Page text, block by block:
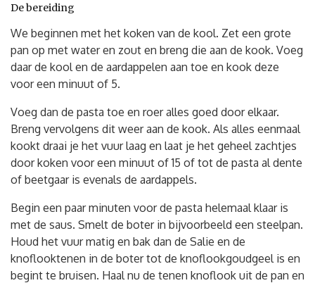
De bereiding
We beginnen met het koken van de kool. Zet een grote
pan op met water en zout en breng die aan de kook. Voeg
daar de kool en de aardappelen aan toe en kook deze
voor een minuut of 5.
Voeg dan de pasta toe en roer alles goed door elkaar.
Breng vervolgens dit weer aan de kook. Als alles eenmaal
kookt draai je het vuur laag en laat je het geheel zachtjes
door koken voor een minuut of 15 of tot de pasta al dente
of beetgaar is evenals de aardappels.
Begin een paar minuten voor de pasta helemaal klaar is
met de saus. Smelt de boter in bijvoorbeeld een steelpan.
Houd het vuur matig en bak dan de Salie en de
knoflooktenen in de boter tot de knoflookgoudgeel is en
begint te bruisen. Haal nu de tenen knoflook uit de pan en